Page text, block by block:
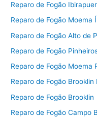
Reparo de Fogão
Reparo de Fogão Moema
Reparo de Fogão Alto de
Reparo de Fogão
Reparo de Fogão Moema
Reparo de Fogão Brooklin
Reparo de Fogão Brooklin
Reparo de Fogão Campo